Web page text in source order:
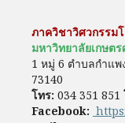
ภาควิชาวิศวกรรม
มหาวิทยาลัยเกษต
1 หมู่ 6 ตำบลกำแ
73140
โทร: 034 351 851
Facebook: